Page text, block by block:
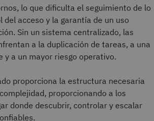
lo que dificulta el seguimiento de lo
del acceso y la garantía de un uso
Sin un sistema centralizado, las
a la duplicación de tareas, a una
y a un mayor riesgo operativo.
proporciona la estructura necesaria
proporcionando a los
donde descubrir, controlar y escalar